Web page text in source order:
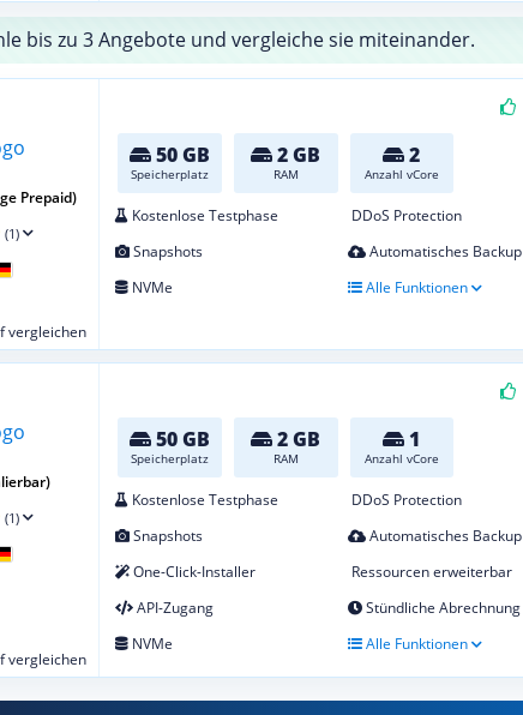
bis zu 3 Angebote und vergleiche sie miteinander.
50 GB
Speicherplatz
2 GB
RAM
2
Anzahl vCore
Kostenlose Testphase
DDoS Protection
Snapshots
Automatisches Backup
NVMe
Alle Funktionen
vergleichen
Prepaid)
(1)
50 GB
Speicherplatz
2 GB
RAM
1
Anzahl vCore
Kostenlose Testphase
DDoS Protection
Snapshots
Automatisches Backup
One-Click-Installer
Ressourcen erweiterbar
API-Zugang
Stündliche Abrechnung
NVMe
Alle Funktionen
vergleichen
(1)